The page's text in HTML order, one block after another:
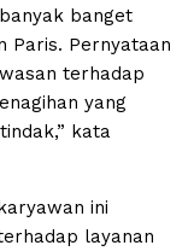
banget
Paris. Pernyataan
terhadap
yang
kata
ini
layanan